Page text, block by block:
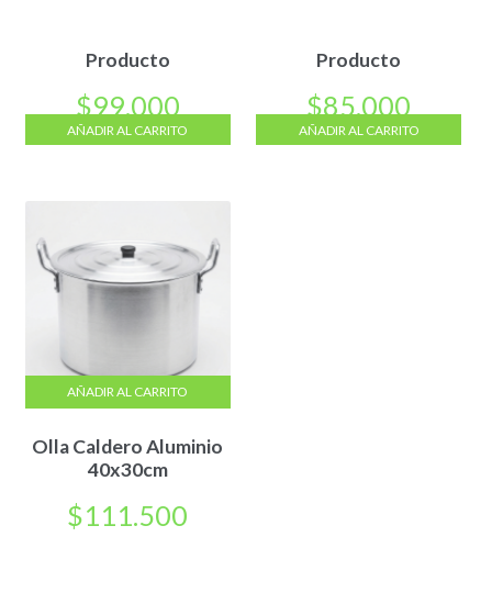
Producto
$99.000
AÑADIR AL CARRITO
Producto
$85.000
AÑADIR AL CARRITO
Olla Caldero Aluminio
40x30cm
$111.500
AÑADIR AL CARRITO